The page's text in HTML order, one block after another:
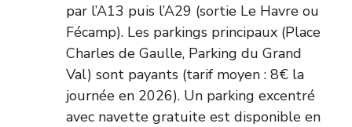
par l’A13 puis l’A29 (sortie Le Havre ou
Fécamp). Les parkings principaux (Place
Charles de Gaulle, Parking du Grand
Val) sont payants (tarif moyen : 8€ la
journée en 2026). Un parking excentré
avec navette gratuite est disponible en